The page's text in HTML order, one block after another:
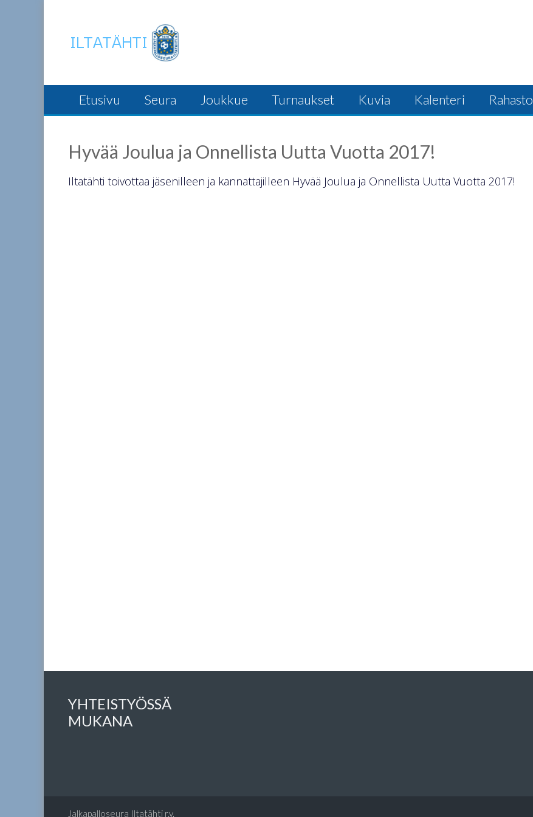
Etusivu Seura Joukkue Turnaukset Kuvia Kalenteri Rahasto
Hyvää Joulua ja Onnellista Uutta Vuotta 2017!
Iltatähti toivottaa jäsenilleen ja kannattajilleen Hyvää Joulua ja Onnellista Uutta Vuotta 2017!
YHTEISTYÖSSÄ
MUKANA
Jalkapalloseura Iltatähti r.y.